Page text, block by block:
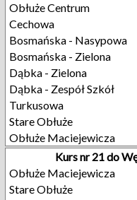
Obłuże Centrum
Cechowa
Bosmańska - Nasypowa
Bosmańska - Zielona
Dąbka - Zielona
Dąbka - Zespół Szkół
Turkusowa
Stare Obłuże
Obłuże Maciejewicza
Kurs nr 21 do
Obłuże Maciejewicza
Stare Obłuże